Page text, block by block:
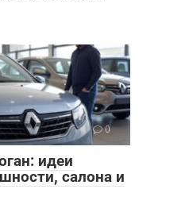
0
идеи
салона и